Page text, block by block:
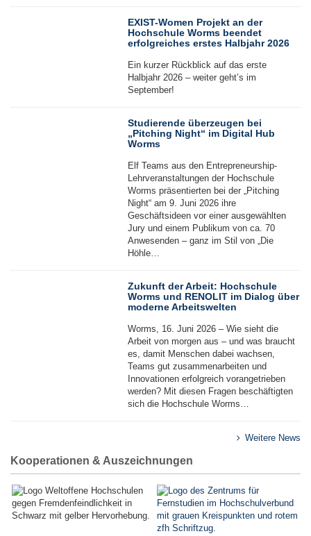
EXIST-Women Projekt an der
Hochschule Worms beendet
erfolgreiches erstes Halbjahr 2026
Ein kurzer Rückblick auf das erste
Halbjahr 2026 – weiter geht’s im
September!
25
Jun
Studierende überzeugen bei
„Pitching Night“ im Digital Hub
Worms
Elf Teams aus den Entrepreneurship-
Lehrveranstaltungen der Hochschule
Worms präsentierten bei der „Pitching
Night“ am 9. Juni 2026 ihre
Geschäftsideen vor einer ausgewählten
Jury und einem Publikum von ca. 70
Anwesenden – ganz im Stil von „Die
Höhle…
24
Jun
Zukunft der Arbeit: Hochschule
Worms und RENOLIT im Dialog über
moderne Arbeitswelten
Worms, 16. Juni 2026 – Wie sieht die
Arbeit von morgen aus – und was braucht
es, damit Menschen dabei wachsen,
Teams gut zusammenarbeiten und
Innovationen erfolgreich vorangetrieben
werden? Mit diesen Fragen beschäftigten
sich die Hochschule Worms…
Weitere News
Kooperationen & Auszeichnungen